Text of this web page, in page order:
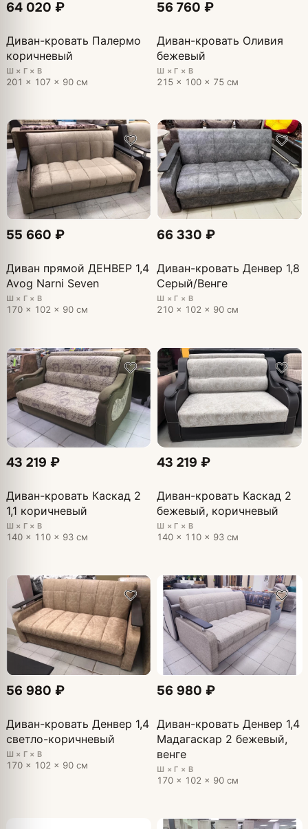
64 020 ₽
Диван-кровать Палермо
коричневый
Ш × Г × В
201 × 107 × 90 см
56 760 ₽
Диван-кровать Оливия
бежевый
Ш × Г × В
215 × 100 × 75 см
55 660 ₽
Диван прямой ДЕНВЕР 1,4
Avog Narni Seven
Ш × Г × В
170 × 102 × 90 см
66 330 ₽
Диван-кровать Денвер 1,8
Серый/Венге
Ш × Г × В
210 × 102 × 90 см
43 219 ₽
Диван-кровать Каскад 2
1,1 коричневый
Ш × Г × В
140 × 110 × 93 см
43 219 ₽
Диван-кровать Каскад 2
бежевый, коричневый
Ш × Г × В
140 × 110 × 93 см
56 980 ₽
Диван-кровать Денвер 1,4
светло-коричневый
Ш × Г × В
170 × 102 × 90 см
56 980 ₽
Диван-кровать Денвер 1,4
Мадагаскар 2 бежевый,
венге
Ш × Г × В
170 × 102 × 90 см